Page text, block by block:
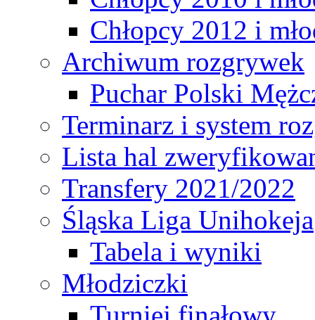
Chłopcy 2012 i
Archiwum rozgrywek
Puchar Polski
Terminarz i system
Lista hal
Transfery 2021/2022
Śląska Liga Unihokeja
Tabela i wyniki
Młodziczki